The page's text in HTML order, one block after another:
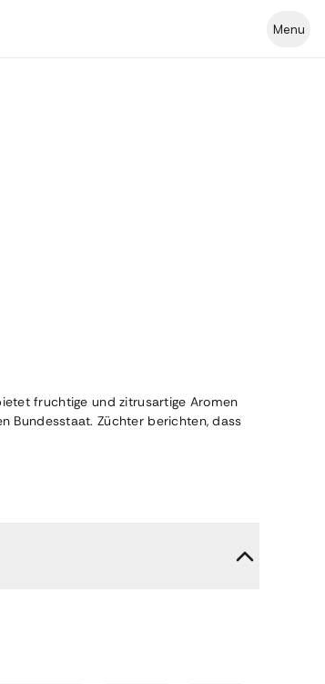
Menu
fruchtige und zitrusartige Aromen
Bundesstaat. Züchter berichten, dass